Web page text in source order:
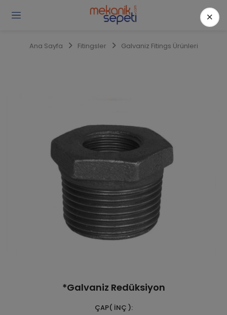
Ana Sayfa Fitingsler Galvaniz Fitings Ürünleri
*Galvaniz Redüksiyon
ÇAP( İNÇ )
×